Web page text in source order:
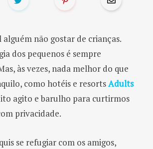
não gostar de crianças.
dos pequenos é sempre
às vezes, nada melhor do que
como hotéis e resortsAdults
agito e barulho para curtirmos
privacidade.
se refugiar com os amigos,